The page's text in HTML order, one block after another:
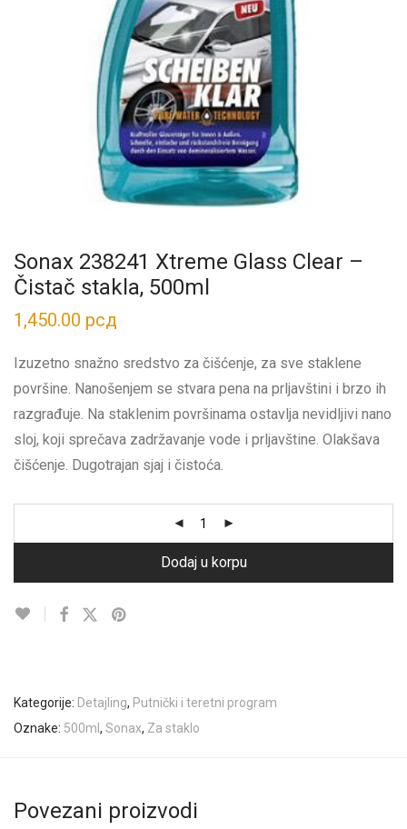
Sonax 238241 Xtreme Glass Clear –
Čistač stakla, 500ml
1,450.00 рсд
Izuzetno snažno sredstvo za čišćenje, za sve staklene
površine. Nanošenjem se stvara pena na prljavštini i brzo ih
razgrađuje. Na staklenim površinama ostavlja nevidljivi nano
sloj, koji sprečava zadržavanje vode i prljavštine. Olakšava
čišćenje. Dugotrajan sjaj i čistoća.
Dodaj u korpu
Kategorije: Detajling, Putnički i teretni program
Oznake: 500ml, Sonax, Za staklo
Povezani proizvodi